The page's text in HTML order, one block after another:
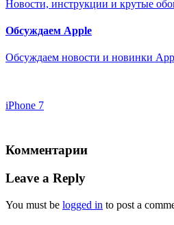
Новости, инструкции и крутые
Обсуждаем Apple
Обсуждаем новости и новинки
iPhone 7
Комментарии
Leave a Reply
You must be logged in to post a